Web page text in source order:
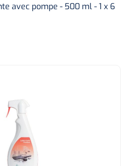
avec pompe - 500 ml - 1 x 6